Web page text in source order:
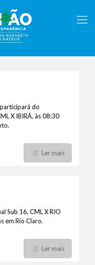
do
X IBIRÁ, às 08:30
Ler mais
Sub 16, CML X RIO
em Rio Claro.
Ler mais